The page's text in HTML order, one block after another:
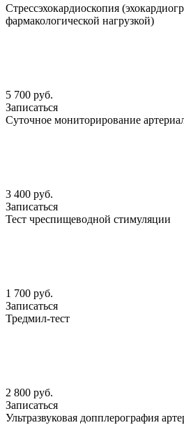
Стрессэхокардиоскопия
фармакологической нагрузкой)
5 700 руб.
Записаться
Суточное мониторирование
3 400 руб.
Записаться
Тест чреспищеводной стимуляции
1 700 руб.
Записаться
Тредмил-тест
2 800 руб.
Записаться
Ультразвуковая допплерография